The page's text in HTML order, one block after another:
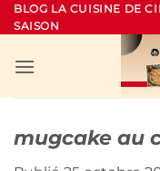
Passer
au
BLOG LA CUISINE DE
SAISON
mugcake au